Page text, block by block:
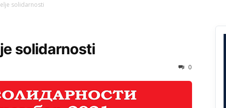
solidarnosti
solidarnosti
0